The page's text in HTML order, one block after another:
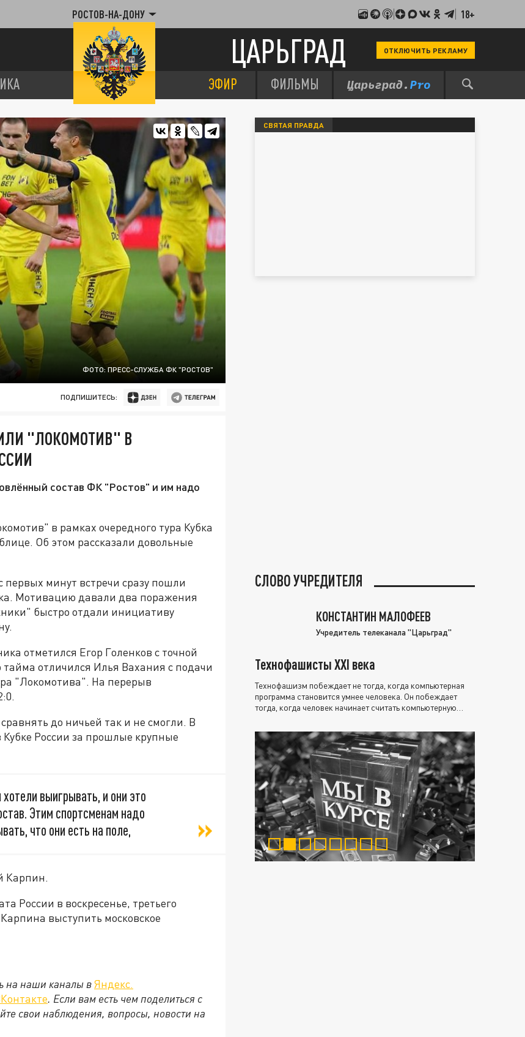
РОСТОВ-НА-ДОНУ 18+
ЦАРЬГРАД ОТКЛЮЧИТЬ РЕКЛАМУ
ЭФИР ФИЛЬМЫ
ФОТО: ПРЕСС-СЛУЖБА ФК "РОСТОВ"
ПОДПИШИТЕСЬ:
"ЛОКОМОТИВ" В
состав ФК "Ростов" и им надо
в рамках очередного тура Кубка
Об этом рассказали довольные
минут встречи сразу пошли
Мотивацию давали два поражения
быстро отдали инициативу
отметился Егор Голенков с точной
отличился Илья Вахания с подачи
"Локомотива". На перерыв
до ничьей так и не смогли. В
России за прошлые крупные
выигрывать, и они это
Этим спортсменам надо
что они есть на поле,
Карпин.
России в воскресенье, третьего
выступить московское
на наши каналы вЯндекс.
. Если вам есть чем поделиться с
свои наблюдения, вопросы, новости на
СВЯТАЯ ПРАВДА
СЛОВО УЧРЕДИТЕЛЯ
КОНСТАНТИН МАЛОФЕЕВ
Учредитель телеканала "Царьград"
Технофашисты XXI века
Технофашизм побеждает не тогда, когда компьютерная
программа становится умнее человека. Он побеждает
тогда, когда человек начинает считать компьютерную